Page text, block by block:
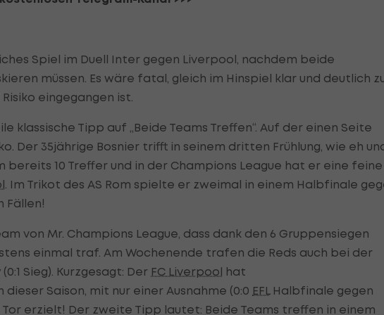
Spiel im Duell Inter gegen Liverpool, nachdem beide
müssen. Es wäre fatal, gleich im Hinspiel klar und deutlich
eingegangen ist.
klassische Tipp auf „Beide Teams Treffen“. Auf der einen Seite
Der 35jährige Bosnier trifft in seinem dritten Frühlung, wie eh
bereits 10 Treffer und in der Champions League hat er eine feine
. Im Trikot des AS Rom spielte er zweimal in einem Halbfinale
Fällen!
von Mr. Champions League, dass dank den 6 Gruppensiegen
einmal traf. Am Wochenende trafen die Reds auch bei der
Sieg). Kurzgesagt: Der FC Liverpool hat
Saison, mit nur einer Ausnahme (0:0 EFLHalbfinale gegen
Tor erzielt! Der zweite Tipp lautet: Beide Teams treffen in einem